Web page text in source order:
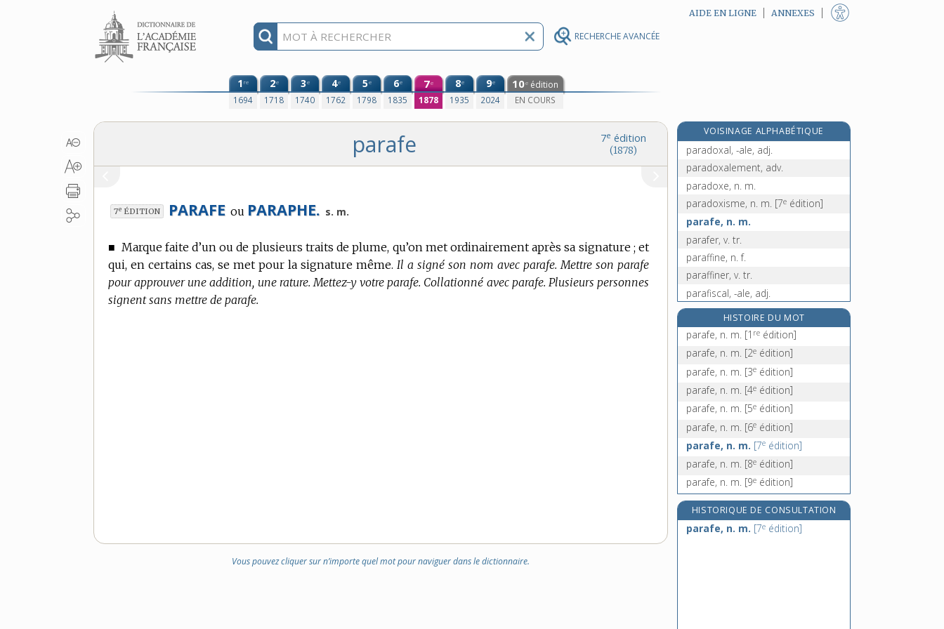
RECHERCHE AVANCÉE
Aller au contenu AIDE EN LIGNE ANNEXES
1re
1694
2e
1718
3e
1740
4e
1762
5e
1798
6e
1835
7e
1878
8e
1935
9e
2024
10e édition
EN COURS
7e édition
(1878)
parafe
7e ÉDITION PARAFE ou PARAPHE. s. m.
■ Marque faite d’un ou de plusieurs traits de plume, qu’on met ordinairement après sa signature ; et
qui, en certains cas, se met pour la signature même. Il a signé son nom avec parafe. Mettre son parafe
pour approuver une addition, une rature. Mettez-y votre parafe. Collationné avec parafe. Plusieurs personnes
signent sans mettre de parafe.
Vous pouvez cliquer sur n’importe quel mot pour naviguer dans le dictionnaire.
VOISINAGE ALPHABÉTIQUE
parados, n. m.
paradoxal, -ale, adj.
paradoxalement, adv.
paradoxe, n. m.
paradoxisme, n. m. [7e édition]
parafe, n. m.
parafer, v. tr.
paraffine, n. f.
paraffiner, v. tr.
parafiscal, -ale, adj.
parafiscalité, n. f.
parafoudre, n. m.
parage [I], n. m.
parage [III], n. m.
HISTOIRE DU MOT
parafe, n. m. [1 re édition]
parafe, n. m. [2e édition]
parafe, n. m. [3e édition]
parafe, n. m. [4e édition]
parafe, n. m. [5e édition]
parafe, n. m. [6e édition]
parafe, n. m. [7e édition]
parafe, n. m. [8e édition]
parafe, n. m. [9e édition]
HISTORIQUE DE CONSULTATION
parafe, n. m. [7e édition]